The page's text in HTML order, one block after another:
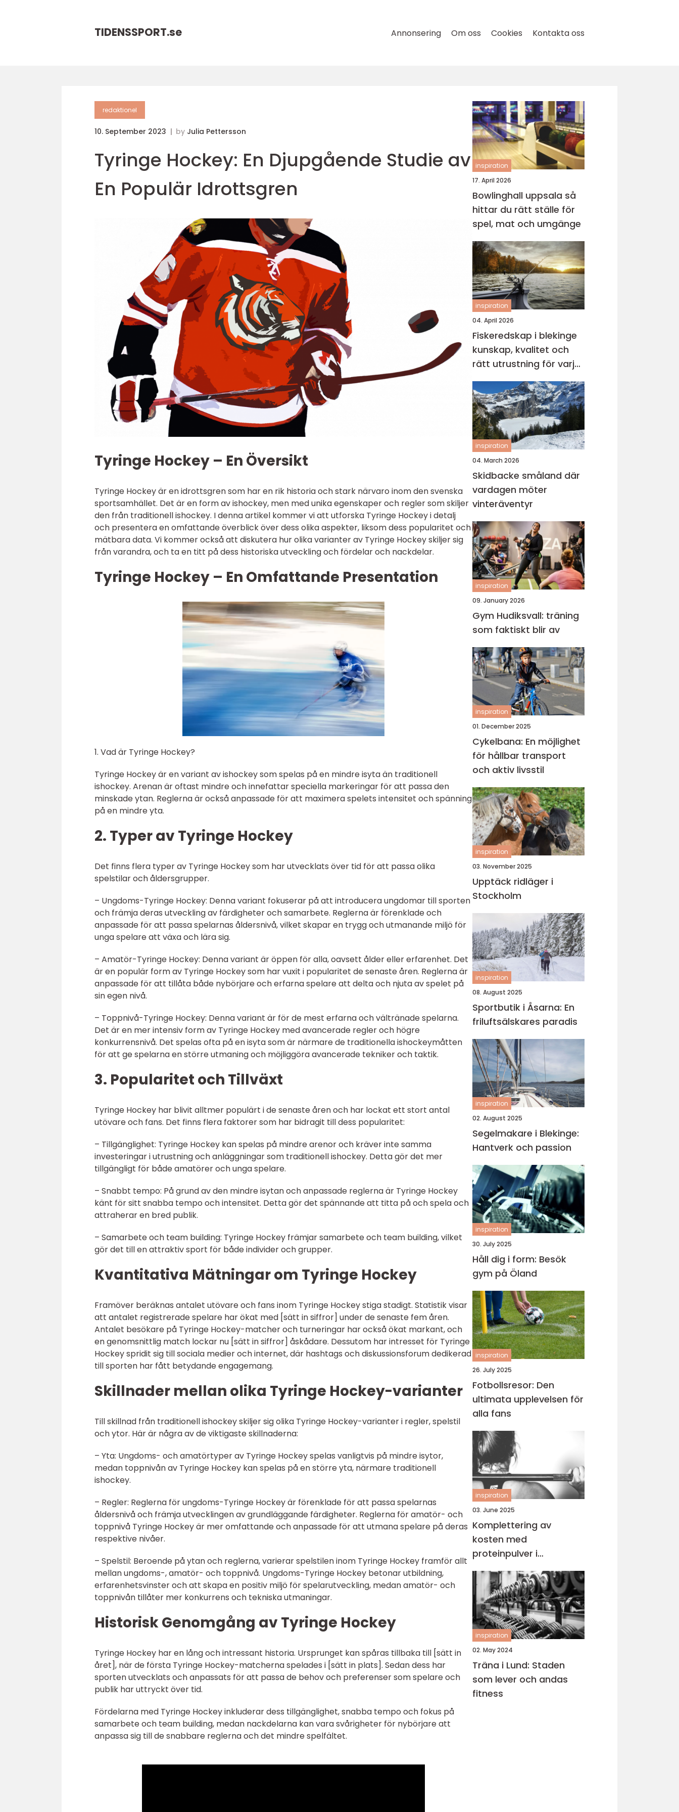
TIDENSSPORT.se Annonsering Om oss Cookies Kontakta oss
redaktionel
10. September 2023 by Julia Pettersson
Tyringe Hockey: En Djupgående Studie av
En Populär Idrottsgren
Tyringe Hockey – En Översikt
Tyringe Hockey är en idrottsgren som har en rik historia och stark närvaro inom den svenska
sportsamhället. Det är en form av ishockey, men med unika egenskaper och regler som skiljer
den från traditionell ishockey. I denna artikel kommer vi att utforska Tyringe Hockey i detalj
och presentera en omfattande överblick över dess olika aspekter, liksom dess popularitet och
mätbara data. Vi kommer också att diskutera hur olika varianter av Tyringe Hockey skiljer sig
från varandra, och ta en titt på dess historiska utveckling och fördelar och nackdelar.
Tyringe Hockey – En Omfattande Presentation
1. Vad är Tyringe Hockey?
Tyringe Hockey är en variant av ishockey som spelas på en mindre isyta än traditionell
ishockey. Arenan är oftast mindre och innefattar speciella markeringar för att passa den
minskade ytan. Reglerna är också anpassade för att maximera spelets intensitet och spänning
på en mindre yta.
2. Typer av Tyringe Hockey
Det finns flera typer av Tyringe Hockey som har utvecklats över tid för att passa olika
spelstilar och åldersgrupper.
– Ungdoms-Tyringe Hockey: Denna variant fokuserar på att introducera ungdomar till sporten
och främja deras utveckling av färdigheter och samarbete. Reglerna är förenklade och
anpassade för att passa spelarnas åldersnivå, vilket skapar en trygg och utmanande miljö för
unga spelare att växa och lära sig.
– Amatör-Tyringe Hockey: Denna variant är öppen för alla, oavsett ålder eller erfarenhet. Det
är en populär form av Tyringe Hockey som har vuxit i popularitet de senaste åren. Reglerna är
anpassade för att tillåta både nybörjare och erfarna spelare att delta och njuta av spelet på
sin egen nivå.
– Toppnivå-Tyringe Hockey: Denna variant är för de mest erfarna och vältränade spelarna.
Det är en mer intensiv form av Tyringe Hockey med avancerade regler och högre
konkurrensnivå. Det spelas ofta på en isyta som är närmare de traditionella ishockeymåtten
för att ge spelarna en större utmaning och möjliggöra avancerade tekniker och taktik.
3. Popularitet och Tillväxt
Tyringe Hockey har blivit alltmer populärt i de senaste åren och har lockat ett stort antal
utövare och fans. Det finns flera faktorer som har bidragit till dess popularitet:
– Tillgänglighet: Tyringe Hockey kan spelas på mindre arenor och kräver inte samma
investeringar i utrustning och anläggningar som traditionell ishockey. Detta gör det mer
tillgängligt för både amatörer och unga spelare.
– Snabbt tempo: På grund av den mindre isytan och anpassade reglerna är Tyringe Hockey
känt för sitt snabba tempo och intensitet. Detta gör det spännande att titta på och spela och
attraherar en bred publik.
– Samarbete och team building: Tyringe Hockey främjar samarbete och team building, vilket
gör det till en attraktiv sport för både individer och grupper.
Kvantitativa Mätningar om Tyringe Hockey
Framöver beräknas antalet utövare och fans inom Tyringe Hockey stiga stadigt. Statistik visar
att antalet registrerade spelare har ökat med [sätt in siffror] under de senaste fem åren.
Antalet besökare på Tyringe Hockey-matcher och turneringar har också ökat markant, och
en genomsnittlig match lockar nu [sätt in siffror] åskådare. Dessutom har intresset för Tyringe
Hockey spridit sig till sociala medier och internet, där hashtags och diskussionsforum dedikerad
till sporten har fått betydande engagemang.
Skillnader mellan olika Tyringe Hockey-varianter
Till skillnad från traditionell ishockey skiljer sig olika Tyringe Hockey-varianter i regler, spelstil
och ytor. Här är några av de viktigaste skillnaderna:
– Yta: Ungdoms- och amatörtyper av Tyringe Hockey spelas vanligtvis på mindre isytor,
medan toppnivån av Tyringe Hockey kan spelas på en större yta, närmare traditionell
ishockey.
– Regler: Reglerna för ungdoms-Tyringe Hockey är förenklade för att passa spelarnas
åldersnivå och främja utvecklingen av grundläggande färdigheter. Reglerna för amatör- och
toppnivå Tyringe Hockey är mer omfattande och anpassade för att utmana spelare på deras
respektive nivåer.
– Spelstil: Beroende på ytan och reglerna, varierar spelstilen inom Tyringe Hockey framför allt
mellan ungdoms-, amatör- och toppnivå. Ungdoms-Tyringe Hockey betonar utbildning,
erfarenhetsvinster och att skapa en positiv miljö för spelarutveckling, medan amatör- och
toppnivån tillåter mer konkurrens och tekniska utmaningar.
Historisk Genomgång av Tyringe Hockey
Tyringe Hockey har en lång och intressant historia. Ursprunget kan spåras tillbaka till [sätt in
året], när de första Tyringe Hockey-matcherna spelades i [sätt in plats]. Sedan dess har
sporten utvecklats och anpassats för att passa de behov och preferenser som spelare och
publik har uttryckt över tid.
Fördelarna med Tyringe Hockey inkluderar dess tillgänglighet, snabba tempo och fokus på
samarbete och team building, medan nackdelarna kan vara svårigheter för nybörjare att
anpassa sig till de snabbare reglerna och det mindre spelfältet.
inspiration
17. April 2026
Bowlinghall uppsala så
hittar du rätt ställe för
spel, mat och umgänge
inspiration
04. April 2026
Fiskeredskap i blekinge
kunskap, kvalitet och
rätt utrustning för varje
vatten
inspiration
04. March 2026
Skidbacke småland där
vardagen möter
vinteräventyr
inspiration
09. January 2026
Gym Hudiksvall: träning
som faktiskt blir av
inspiration
01. December 2025
Cykelbana: En möjlighet
för hållbar transport
och aktiv livsstil
inspiration
03. November 2025
Upptäck ridläger i
Stockholm
inspiration
08. August 2025
Sportbutik i Åsarna: En
friluftsälskares paradis
inspiration
02. August 2025
Segelmakare i Blekinge:
Hantverk och passion
inspiration
30. July 2025
Håll dig i form: Besök
gym på Öland
inspiration
26. July 2025
Fotbollsresor: Den
ultimata upplevelsen för
alla fans
inspiration
03. June 2025
Komplettering av
kosten med
proteinpulver i
Göteborg
inspiration
02. May 2024
Träna i Lund: Staden
som lever och andas
fitness